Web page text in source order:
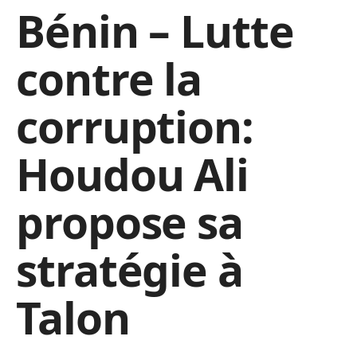
Bénin – Lutte
contre la
corruption:
Houdou Ali
propose sa
stratégie à
Talon